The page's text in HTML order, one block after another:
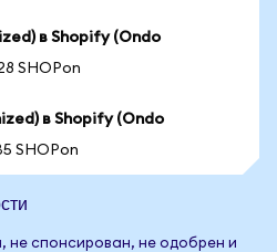
в Shopify (Ondo
SHOPon
в Shopify (Ondo
SHOPon
не спонсирован, не одобрен и